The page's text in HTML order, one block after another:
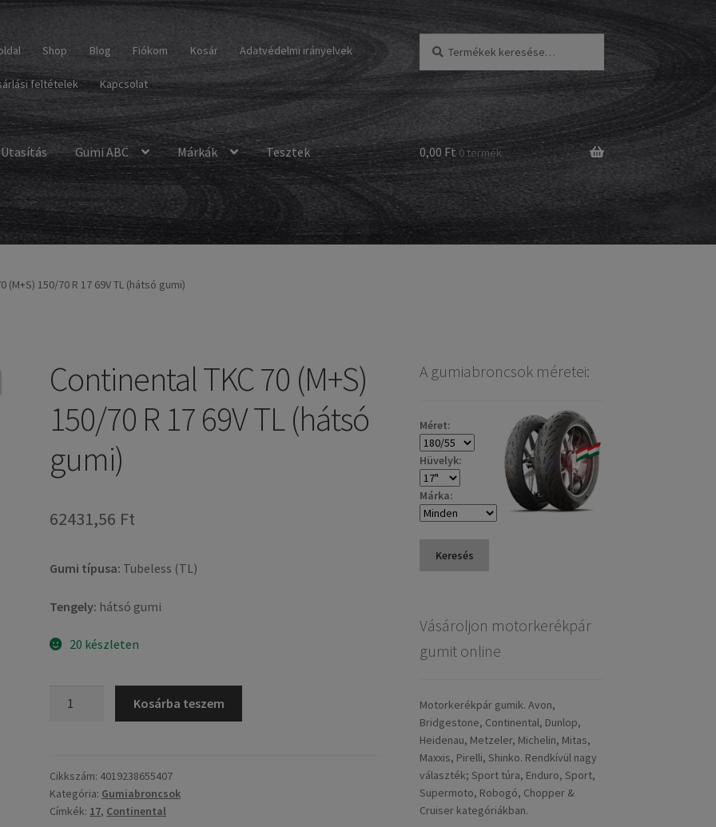
Shop Blog Fiókom Kosár Adatvédelmi irányelvek
feltételek Kapcsolat
következőre:
Utasítás Gumi ABC Márkák Tesztek 0,00 Ft 0 termék
(M+S) 150/70 R 17 69V TL (hátsó gumi)
Continental TKC 70 (M+S)
150/70 R 17 69V TL (hátsó
gumi)
62431,56 Ft
Gumi típusa: Tubeless (TL)
Tengely: hátsó gumi
20 készleten
150/70
R
17
Kosárba teszem
Cikkszám: 4019238655407
Kategória: Gumiabroncsok
Címkék: 17, Continental
A gumiabroncsok méretei:
Méret:
Hüvelyk:
Márka:
Keresés
Vásároljon motorkerékpár
gumit online
Motorkerékpár gumik. Avon,
Bridgestone, Continental, Dunlop,
Heidenau, Metzeler, Michelin, Mitas,
Maxxis, Pirelli, Shinko. Rendkívül nagy
választék; Sport túra, Enduro, Sport,
Supermoto, Robogó, Chopper &
Cruiser kategóriákban.